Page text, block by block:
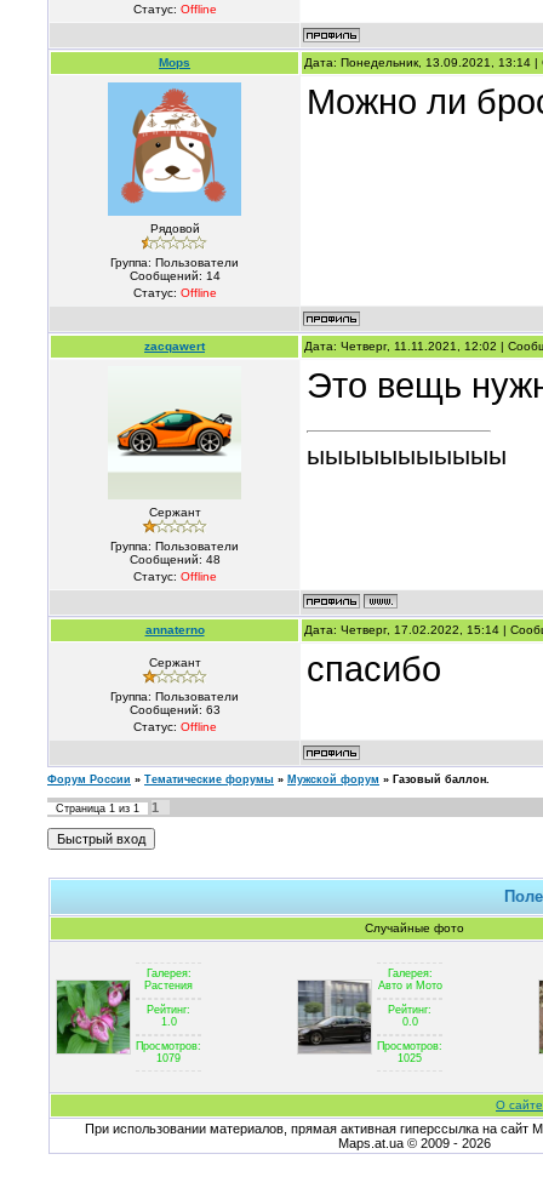
Статус: Offline
Mops Дата: Понедельник, 13.09.2021, 13:14
Рядовой
Группа: Пользователи
Сообщений: 14
Статус: Offline
Можно ли
zacqawert Дата: Четверг, 11.11.2021, 12:02 |
Сержант
Группа: Пользователи
Сообщений: 48
Статус: Offline
Это вещь
ыыыыыыыыыыы
annaterno Дата: Четверг, 17.02.2022, 15:14 |
Сержант
Группа: Пользователи
Сообщений: 63
Статус: Offline
спасибо
Форум России » Тематические форумы » Мужской форум » Газовый баллон.
Страница 1 из 1 1
Случайные фото
Галерея:
Растения
Рейтинг:
1.0
Просмотров:
1079
Галерея:
Авто и Мото
Рейтинг:
0.0
Просмотров:
1025
О
При использовании материалов, прямая активная гиперссылка на сайт
Maps.at.ua © 2009 - 2026